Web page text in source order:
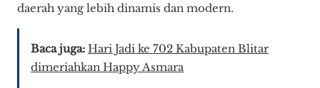
daerah yang lebih dinamis dan modern.
Baca juga: Hari Jadi ke 702 Kabupaten Blitar
dimeriahkan Happy Asmara